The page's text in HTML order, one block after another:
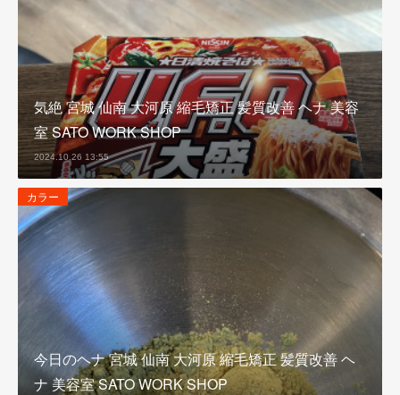
気絶 宮城 仙南 大河原 縮毛矯正 髪質改善 ヘナ 美容
室 SATO WORK SHOP
2024.10.26 13:55
カラー
今日のヘナ 宮城 仙南 大河原 縮毛矯正 髪質改善 ヘ
ナ 美容室 SATO WORK SHOP